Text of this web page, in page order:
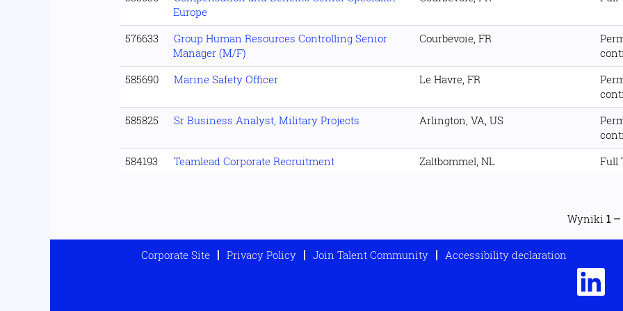
Europe
576633
Group Human Resources Controlling Senior
Manager (M/F)
Courbevoie, FR
585690 Marine Safety Officer Le Havre, FR
585825 Sr Business Analyst, Military Projects Arlington, VA, US
584193 Teamlead Corporate Recruitment Zaltbommel, NL Full
Wyniki 1 –
Corporate Site Privacy Policy Join Talent Community
Accessibility declaration
O
w